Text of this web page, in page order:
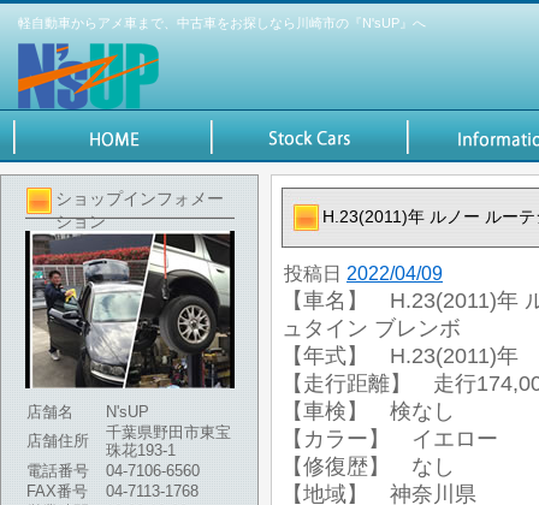
軽自動車からアメ車まで、中古車をお探しなら川崎市の『N'sUP』へ
ショップインフォメー
ション
店舗名
N'sUP
店舗住所
千葉県野田市東宝
珠花193-1
電話番号
04-7106-6560
FAX番号
04-7113-1768
H.23(2011)年 ルノー ルー
投稿日 2022/04/09
【車名】 H.23(2011)年
ュタイン ブレンボ
【年式】 H.23(2011)年
【走行距離】 走行
【車検】 検なし
【カラー】 イエロー
【修復歴】 なし
【地域】 神奈川県